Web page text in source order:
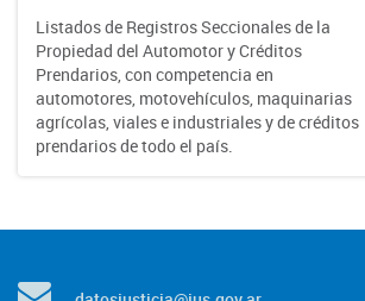
Listados de Registros Seccionales de la
Propiedad del Automotor y Créditos
Prendarios, con competencia en
automotores, motovehículos, maquinarias
agrícolas, viales e industriales y de créditos
prendarios de todo el país.